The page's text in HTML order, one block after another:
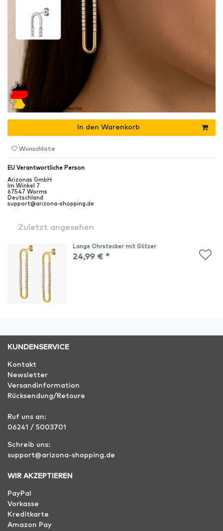
In den Warenkorb
Wunschliste
EU Verantwortliche Person
Arizonas GmbH
Im Winkel
7
67547 Worms
Deutschland
support@arizona-shopping.de
Zuletzt angesehen
Lange Ohrstecker mit Glitzer
24,99 € *
KUNDENSERVICE
Kontakt
Newsletter
Versandinformation
Rücksendung/Retoure
Ruf uns an:
06241 / 5003701
Schreib uns:
support@arizona-shopping.de
WIR AKZEPTIEREN
PayPal
Vorkasse
Kreditkarte
Amazon Pay